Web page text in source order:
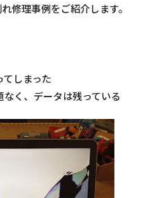
修理事例をご紹介します。
てしまった
く、データは残っている